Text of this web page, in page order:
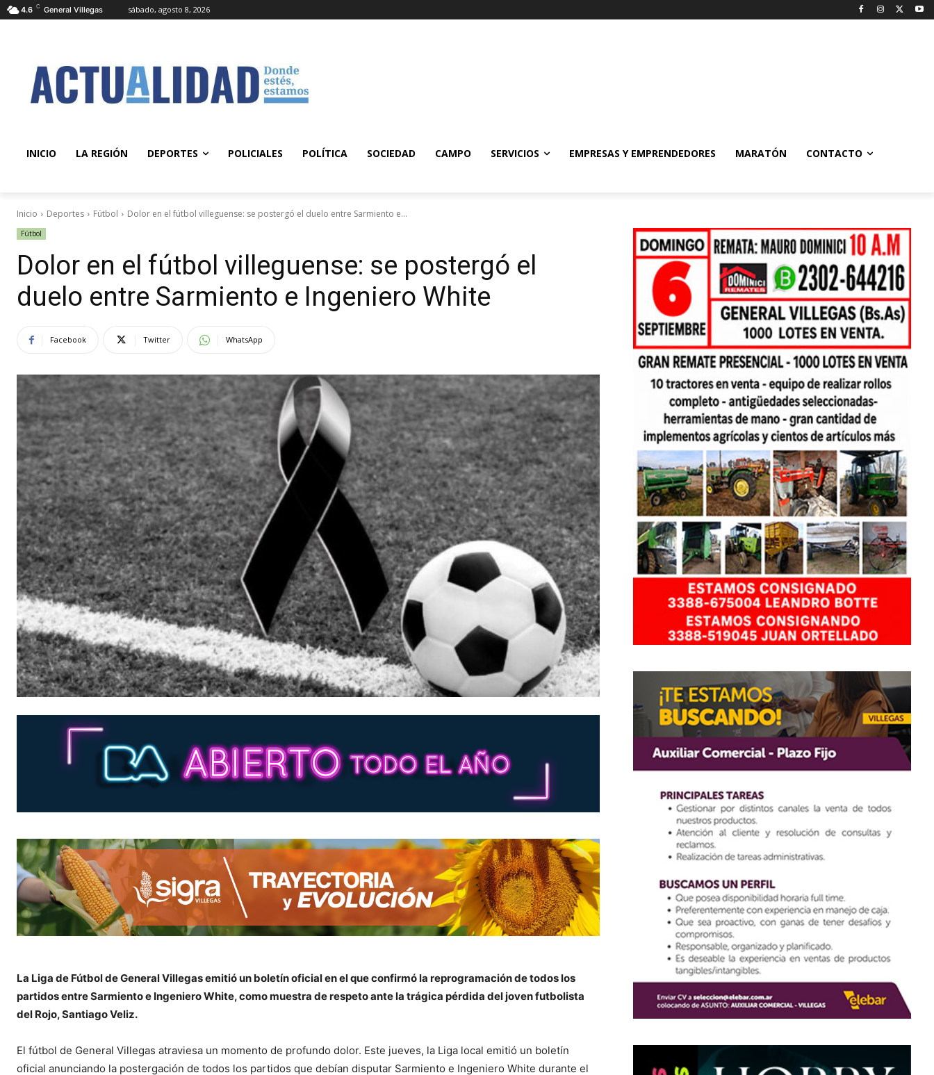
4.6 C General Villegas sábado, agosto 8, 2026
INICIO LA REGIÓN DEPORTES POLICIALES POLÍTICA SOCIEDAD CAMPO SERVICIOS EMPRESAS Y EMPRENDEDORES MARATÓN CONTACTO
Inicio Deportes Fútbol Dolor en el fútbol villeguense: se postergó el duelo entre Sarmiento e...
Fútbol
Dolor en el fútbol villeguense: se postergó el
duelo entre Sarmiento e Ingeniero White
Facebook Twitter WhatsApp
La Liga de Fútbol de General Villegas emitió un boletín oficial en el que confirmó la reprogramación de todos los
partidos entre Sarmiento e Ingeniero White, como muestra de respeto ante la trágica pérdida del joven futbolista
del Rojo, Santiago Veliz.
El fútbol de General Villegas atraviesa un momento de profundo dolor. Este jueves, la Liga local emitió un boletín
oficial anunciando la postergación de todos los partidos que debían disputar Sarmiento e Ingeniero White durante el